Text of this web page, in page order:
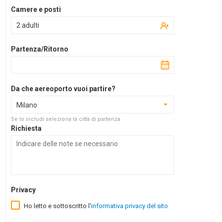
Camere e posti
2 adulti
Partenza/Ritorno
Da che aereoporto vuoi partire?
Milano
Se lo includi seleziona la città di partenza
Richiesta
Privacy
Ho letto e sottoscritto l'informativa privacy del sito